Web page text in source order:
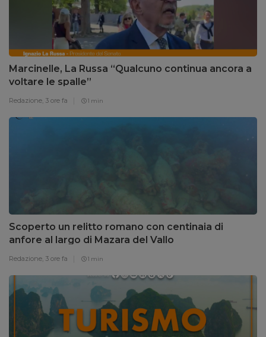
Marcinelle, La Russa “Qualcuno continua ancora a
voltare le spalle”
Redazione, 3 ore fa 1 min
Scoperto un relitto romano con centinaia di
anfore al largo di Mazara del Vallo
Redazione, 3 ore fa 1 min